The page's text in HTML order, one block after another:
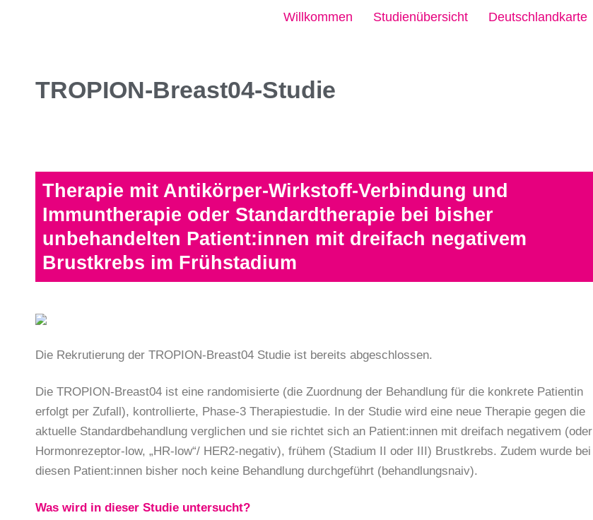
Willkommen Studienübersicht Deutschlandkarte
TROPION-Breast04-Studie
Therapie mit Antikörper-Wirkstoff-Verbindung und
Immuntherapie oder Standardtherapie bei bisher
unbehandelten Patient:innen mit dreifach negativem
Brustkrebs im Frühstadium
Die Rekrutierung der TROPION-Breast04 Studie ist bereits abgeschlossen.
Die TROPION-Breast04 ist eine randomisierte (die Zuordnung der Behandlung für die konkrete Patientin
erfolgt per Zufall), kontrollierte, Phase-3 Therapiestudie. In der Studie wird eine neue Therapie gegen die
aktuelle Standardbehandlung verglichen und sie richtet sich an Patient:innen mit dreifach negativem (oder
Hormonrezeptor-low, „HR-low“/ HER2-negativ), frühem (Stadium II oder III) Brustkrebs. Zudem wurde bei
diesen Patient:innen bisher noch keine Behandlung durchgeführt (behandlungsnaiv).
Was wird in dieser Studie untersucht?